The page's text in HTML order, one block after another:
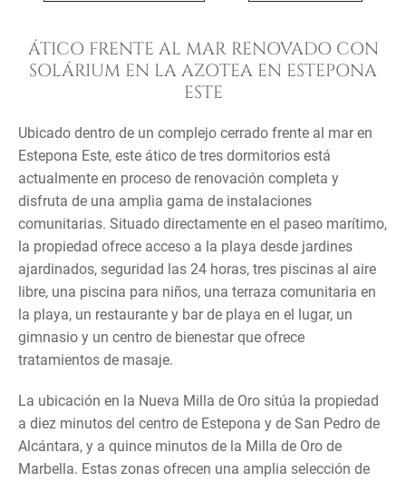
ÁTICO FRENTE AL MAR RENOVADO CON
SOLÁRIUM EN LA AZOTEA EN ESTEPONA
ESTE
Ubicado dentro de un complejo cerrado frente al mar en
Estepona Este, este ático de tres dormitorios está
actualmente en proceso de renovación completa y
disfruta de una amplia gama de instalaciones
comunitarias. Situado directamente en el paseo marítimo,
la propiedad ofrece acceso a la playa desde jardines
ajardinados, seguridad las 24 horas, tres piscinas al aire
libre, una piscina para niños, una terraza comunitaria en
la playa, un restaurante y bar de playa en el lugar, un
gimnasio y un centro de bienestar que ofrece
tratamientos de masaje.
La ubicación en la Nueva Milla de Oro sitúa la propiedad
a diez minutos del centro de Estepona y de San Pedro de
Alcántara, y a quince minutos de la Milla de Oro de
Marbella. Estas zonas ofrecen una amplia selección de